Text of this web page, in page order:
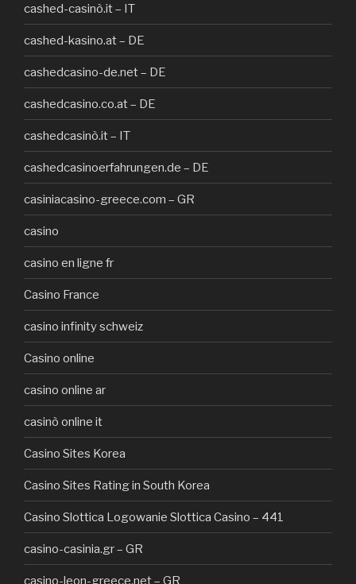
cashed-casinò.it – IT
cashed-kasino.at – DE
cashedcasino-de.net – DE
cashedcasino.co.at – DE
cashedcasinò.it – IT
cashedcasinoerfahrungen.de – DE
casiniacasino-greece.com – GR
casino
casino en ligne fr
Casino France
casino infinity schweiz
Casino online
casino online ar
casinò online it
Casino Sites Korea
Casino Sites Rating in South Korea
Casino Slottica Logowanie Slottica Casino – 441
casino-casinia.gr – GR
casino-leon-greece.net – GR